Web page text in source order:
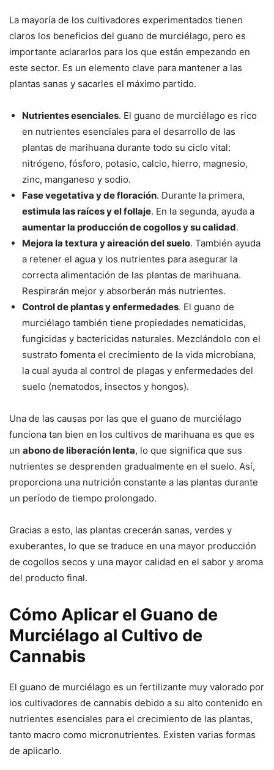
La mayoría de los cultivadores experimentados tienen
claros los beneficios del guano de murciélago, pero es
importante aclararlos para los que están empezando en
este sector. Es un elemento clave para mantener a las
plantas sanas y sacarles el máximo partido.
Nutrientes esenciales. El guano de murciélago es rico
en nutrientes esenciales para el desarrollo de las
plantas de marihuana durante todo su ciclo vital:
nitrógeno, fósforo, potasio, calcio, hierro, magnesio,
zinc, manganeso y sodio.
Fase vegetativa y de floración. Durante la primera,
estimula las raíces y el follaje. En la segunda, ayuda a
aumentar la producción de cogollos y su calidad.
Mejora la textura y aireación del suelo. También ayuda
a retener el agua y los nutrientes para asegurar la
correcta alimentación de las plantas de marihuana.
Respirarán mejor y absorberán más nutrientes.
Control de plantas y enfermedades. El guano de
murciélago también tiene propiedades nematicidas,
fungicidas y bactericidas naturales. Mezclándolo con el
sustrato fomenta el crecimiento de la vida microbiana,
la cual ayuda al control de plagas y enfermedades del
suelo (nematodos, insectos y hongos).
Una de las causas por las que el guano de murciélago
funciona tan bien en los cultivos de marihuana es que es
un abono de liberación lenta, lo que significa que sus
nutrientes se desprenden gradualmente en el suelo. Así,
proporciona una nutrición constante a las plantas durante
un período de tiempo prolongado.
Gracias a esto, las plantas crecerán sanas, verdes y
exuberantes, lo que se traduce en una mayor producción
de cogollos secos y una mayor calidad en el sabor y aroma
del producto final.
Cómo Aplicar el Guano de
Murciélago al Cultivo de
Cannabis
El guano de murciélago es un fertilizante muy valorado por
los cultivadores de cannabis debido a su alto contenido en
nutrientes esenciales para el crecimiento de las plantas,
tanto macro como micronutrientes. Existen varias formas
de aplicarlo.